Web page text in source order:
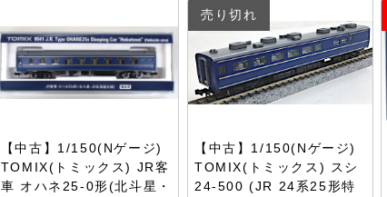
【中古】1/150(Nゲージ)
TOMIX(トミックス) JR客
車 オハネ25-0形(北斗星・
売り切れ
【中古】1/150(Nゲージ)
TOMIX(トミックス) スシ
24-500 (JR 24系25形特